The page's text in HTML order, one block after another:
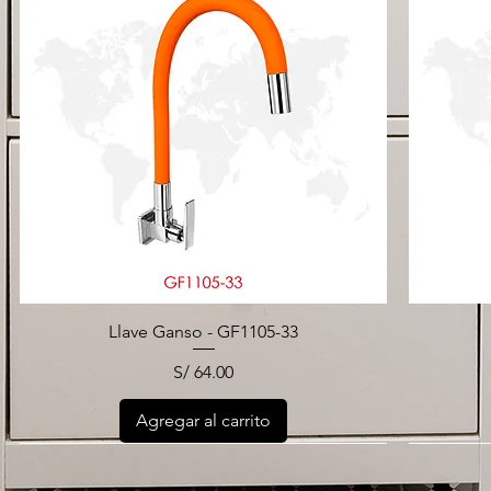
Llave Ganso - GF1105-33
Precio
S/ 64.00
Agregar al carrito